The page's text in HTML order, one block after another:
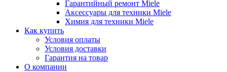
Гарантийный ремонт Miele
Аксессуары для техники Miele
Химия для техники Miele
Как купить
Условия оплаты
Условия доставки
Гарантия на товар
О компании